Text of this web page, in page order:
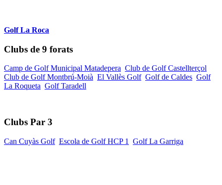
Golf La Roca
Clubs de 9 forats
Camp de Golf Municipal Matadepera Club de Golf Castellterçol
Club de Golf Montbrú-Moià El Vallès Golf Golf de Caldes Golf
La Roqueta Golf Taradell
Clubs Par 3
Can Cuyàs Golf Escola de Golf HCP 1 Golf La Garriga